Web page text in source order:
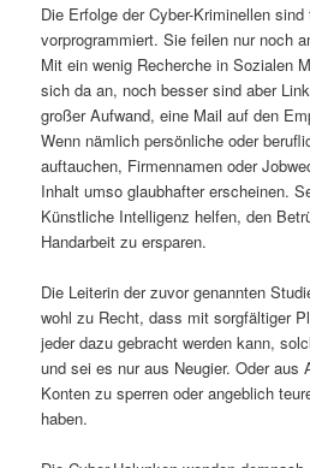
Die Erfolge der Cyber-Kriminellen
vorprogrammiert. Sie feilen nur noch
Mit ein wenig Recherche in Sozialen
sich da an, noch besser sind aber
großer Aufwand, eine Mail auf den
Wenn nämlich persönliche oder
auftauchen, Firmennamen oder
Inhalt umso glaubhafter erscheinen.
Künstliche Intelligenz helfen, den
Handarbeit zu ersparen.
Die Leiterin der zuvor genannten
wohl zu Recht, dass mit sorgfältiger
jeder dazu gebracht werden kann,
und sei es nur aus Neugier. Oder aus
Konten zu sperren oder angeblich
haben.